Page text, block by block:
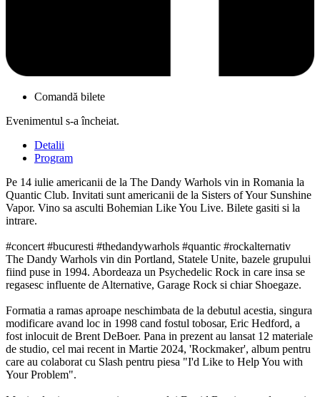
Comandă bilete
Evenimentul s-a încheiat.
Detalii
Program
Pe 14 iulie americanii de la The Dandy Warhols vin in Romania la
Quantic Club. Invitati sunt americanii de la Sisters of Your Sunshine
Vapor. Vino sa asculti Bohemian Like You Live. Bilete gasiti si la
intrare.
#concert #bucuresti #thedandywarhols #quantic #rockalternativ
The Dandy Warhols vin din Portland, Statele Unite, bazele grupului
fiind puse in 1994. Abordeaza un Psychedelic Rock in care insa se
regasesc influente de Alternative, Garage Rock si chiar Shoegaze.
Formatia a ramas aproape neschimbata de la debutul acestia, singura
modificare avand loc in 1998 cand fostul tobosar, Eric Hedford, a
fost inlocuit de Brent DeBoer. Pana in prezent au lansat 12 materiale
de studio, cel mai recent in Martie 2024, 'Rockmaker', album pentru
care au colaborat cu Slash pentru piesa "I'd Like to Help You with
Your Problem".